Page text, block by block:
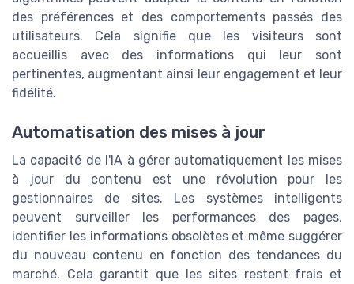
des préférences et des comportements passés des
utilisateurs. Cela signifie que les visiteurs sont
accueillis avec des informations qui leur sont
pertinentes, augmentant ainsi leur engagement et leur
fidélité.
Automatisation des mises à jour
La capacité de l'IA à gérer automatiquement les mises
à jour du contenu est une révolution pour les
gestionnaires de sites. Les systèmes intelligents
peuvent surveiller les performances des pages,
identifier les informations obsolètes et même suggérer
du nouveau contenu en fonction des tendances du
marché. Cela garantit que les sites restent frais et